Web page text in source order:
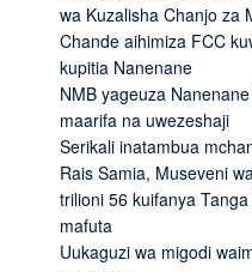
wa Kuzalisha Chanjo za
Chande aihimiza FCC
kupitia Nanenane
NMB yageuza
maarifa na uwezeshaji
Serikali inatambua
Rais Samia, Museveni
trilioni 56 kuifanya
mafuta
Uukaguzi wa migodi